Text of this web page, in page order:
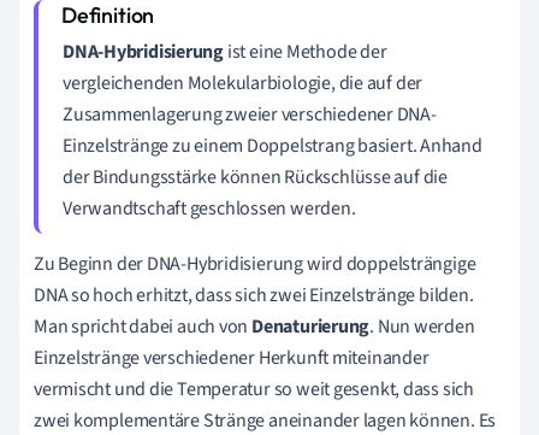
DNA-Hybridisierungist eine Methode der
vergleichenden Molekularbiologie, die auf der
Zusammenlagerung zweier verschiedener DNA-
Einzelstränge zu einem Doppelstrang basiert. Anhand
der Bindungsstärke können Rückschlüsse auf die
Verwandtschaft geschlossen werden.
Zu Beginn der DNA-Hybridisierung wird doppelsträngige
DNA so hoch erhitzt, dass sich zwei Einzelstränge bilden.
Man spricht dabei auch von Denaturierung. Nun werden
Einzelstränge verschiedener Herkunft miteinander
vermischt und die Temperatur so weit gesenkt, dass sich
zwei komplementäre Stränge aneinander lagen können. Es